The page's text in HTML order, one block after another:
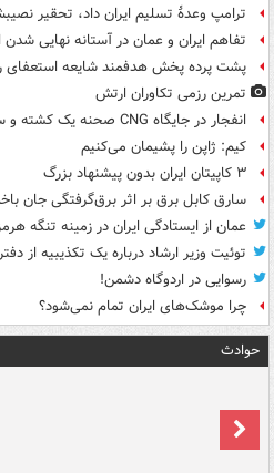
ترامپ وعدۀ تسلیم ایران داد، تحقیر
تفاهم ایران و عمان در آستانه نهایی
پشت پرده پخش هدفمند شایعه استعفای
تمرین رزمی تکاوران ارتش
انفجار در جایگاه CNG صحنه یک کشته و سه مصدوم برجا گذاشت
کیم: ژاپن را پشیمان می‌کنیم
۳ کاپیتان ایران بدون پیشنهاد بزرگ
سارق کابل برق بر اثر برق‌گرفتگی جان
عمان از ایستادگی ایران در زمینه تنگه
توئیت وزیر ارشاد درباره یک تکذیبیه از
رسوایی در اردوگاه دشمن!
چرا موشک‌های ایران تمام نمی‌شود؟
حوادث